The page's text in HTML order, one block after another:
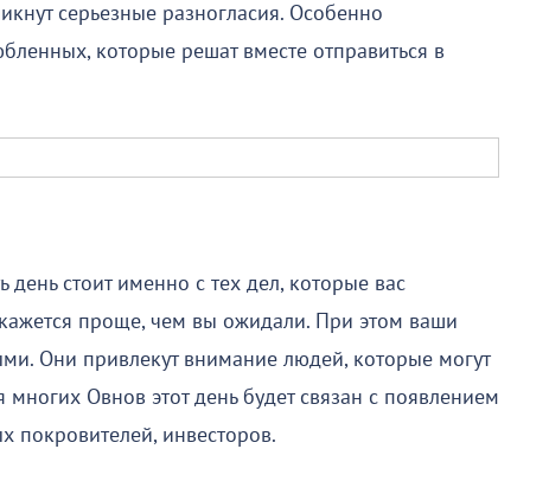
серьезные разногласия. Особенно
которые решат вместе отправиться в
стоит именно с тех дел, которые вас
проще, чем вы ожидали. При этом ваши
Они привлекут внимание людей, которые могут
Овнов этот день будет связан с появлением
покровителей, инвесторов.